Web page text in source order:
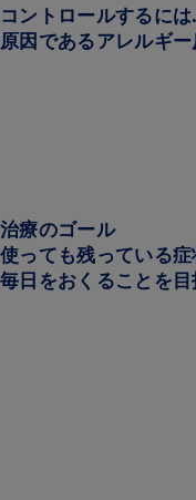
ントロールするに
因であるアレルギ
療のゴール
っても残っている
日をおくることを目